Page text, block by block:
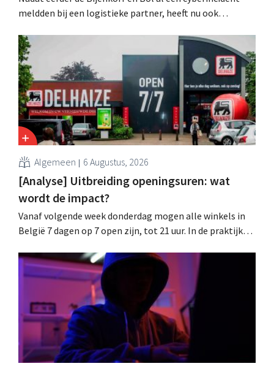
meldden bij een logistieke partner, heeft nu ook
datalek. Financiële gegevens, gebruikersnamen en
wachtwoorden zijn niet getroffen.
Algemeen 6 Augustus, 2026
[Analyse] Uitbreiding openingsuren: wat
wordt de impact?
Vanaf volgende week donderdag mogen alle winkels in
België 7 dagen op 7 open zijn, tot 21 uur. In de praktijk
arbeidswetgeving een hinderpaal. Is er een gelijk
speelveld?